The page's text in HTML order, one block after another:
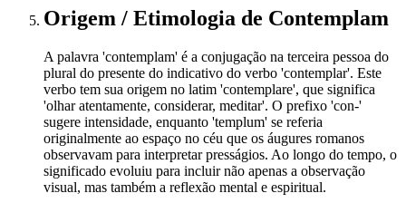
Origem / Etimologia de Contemplam
A palavra 'contemplam' é a conjugação na terceira pessoa do
plural do presente do indicativo do verbo 'contemplar'. Este
verbo tem sua origem no latim 'contemplare', que significa
'olhar atentamente, considerar, meditar'. O prefixo 'con-'
sugere intensidade, enquanto 'templum' se referia
originalmente ao espaço no céu que os áugures romanos
observavam para interpretar presságios. Ao longo do tempo, o
significado evoluiu para incluir não apenas a observação
visual, mas também a reflexão mental e espiritual.